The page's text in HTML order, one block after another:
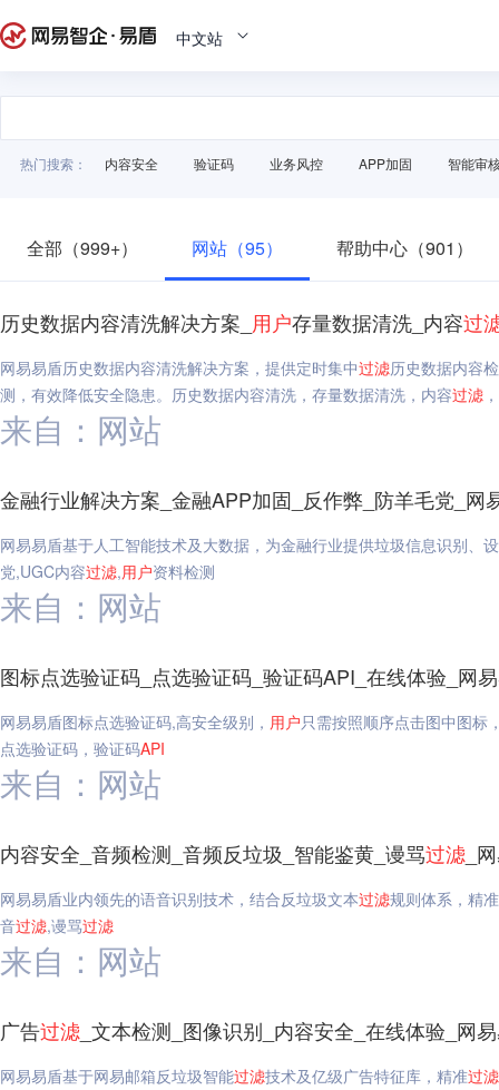
中文站
热门搜索： 内容安全 验证码 业务风控 APP加固 智能审
全部（999+） 网站（95） 帮助中心（901）
历史数据内容清洗解决方案_ 用户存量数据清洗_内容过
网易易盾历史数据内容清洗解决方案，提供定时集中过滤历史数据内容
测，有效降低安全隐患。历史数据内容清洗，存量数据清洗，内容过滤
来自：网站
金融行业解决方案_金融APP加固_反作弊_防羊毛党_网
网易易盾基于人工智能技术及大数据，为金融行业提供垃圾信息识别、
党,UGC内容过滤,用户资料检测
来自：网站
图标点选验证码_点选验证码_验证码API_在线体验_网
网易易盾图标点选验证码,高安全级别， 用户只需按照顺序点击图中图标
点选验证码，验证码API
来自：网站
内容安全_音频检测_音频反垃圾_智能鉴黄_谩骂过滤 _
网易易盾业内领先的语音识别技术，结合反垃圾文本过滤规则体系，精
音过滤,谩骂过滤
来自：网站
广告过滤 _文本检测_图像识别_内容安全_在线体验_网
网易易盾基于网易邮箱反垃圾智能过滤技术及亿级广告特征库，精准过滤